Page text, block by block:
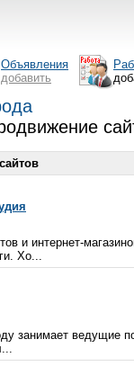
Объявления
добавить
и интернет-
Хо...
занимает ведущие